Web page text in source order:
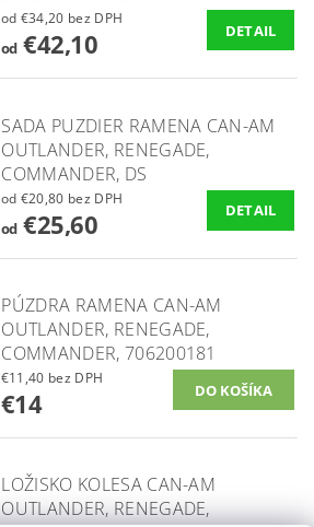
od €34,20 bez DPH
od€42,10 DETAIL
SADA PUZDIER RAMENA CAN-AM
OUTLANDER, RENEGADE,
COMMANDER, DS
od €20,80 bez DPH
od€25,60 DETAIL
PÚZDRA RAMENA CAN-AM
OUTLANDER, RENEGADE,
COMMANDER, 706200181
€11,40 bez DPH
€14
LOŽISKO KOLESA CAN-AM
OUTLANDER, RENEGADE,